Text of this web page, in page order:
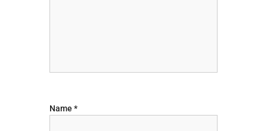
o
Name*